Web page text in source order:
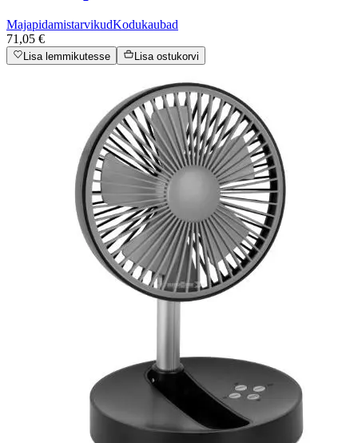
MajapidamistarvikudKodukaubad
71,05 €
Lisa lemmikutesse Lisa ostukorvi